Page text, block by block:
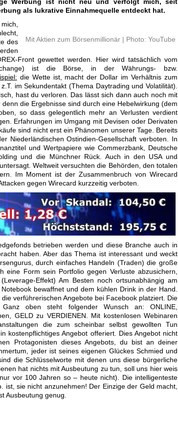
als lukrative Einnahmequelle entdeckt hat.
Mit Aktien zum Börsenmillionär | Photo: YouTube
des
Front gewettet werden. Hier wird tatsächlich vom
ist die Börse, in der Währungs- bzw.
die Wette ist, macht der Dollar im Verhältnis zum
im Sekundentakt (Thema Daytrading und Volatilität).
hast du verloren. Das lässt sich dann auch noch mit
die Ergebnisse sind durch eine Hebelwirkung (dem
so dass gelegentlich mehr an Verlusten verdient
Erfahrungen im Umgang mit Devisen oder Derivaten
sind nicht erst ein Phänomen unserer Tage. Bereits
Niederländischen Ostindien-Gesellschaft verboten. In
und Wertpapiere wie Commerzbank, Deutsche
und die Münchner Rück. Auch in den USA und
Weltweit versuchten die Behörden, den totalen
Im Moment ist der Zusammenbruch von Wirecard
gegen Wirecard kurzzeitig verboten.
betrieben werden und diese Branche auch in
haben. Aber das Thema ist interessant und weckt
durch einfaches Handeln (Traden) die große
Form sein Portfolio gegen Verluste abzusichern,
Effekt) Am Besten noch ortsunabhängig am
bewaffnet und dem kühlen Drink in der Hand.
verführerischen Angebote bei Facebook platziert. Die
oben steht folgender Wunsch an: ONLINE,
GELD zu VERDIENEN. Mit kostenlosen Webinaren
die zum scheinbar selbst gewollten Tun
kostenpflichtiges Angebot offeriert. Dies Angebot nicht
Protagonisten dieses Angebots, du bist an deiner
jeder ist seines eigenen Glückes Schmied und
die Schlüsselworte mit denen uns diese bürgerliche
hat nichts mit Ausbeutung zu tun, soll uns hier weis
vor 100 Jahren so – heute nicht). Die intelligenteste
ist, sie nicht anzunehmen! Der Einzige der Geld macht,
Ausbeutung genug.